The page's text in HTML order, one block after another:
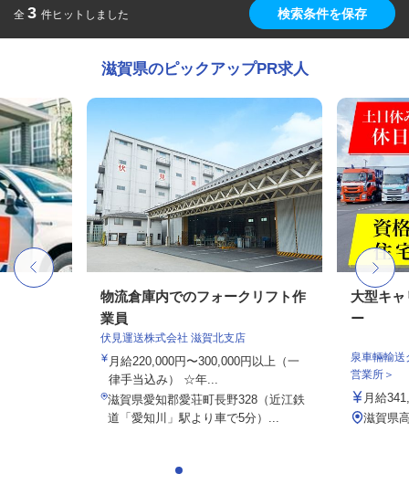
全 3 件ヒットしました 検索条件を保存
滋賀県のピックアップPR求人
物流倉庫内でのフォークリフト作
業員
伏見運送株式会社 滋賀北支店
月給220,000円〜300,000円以上（一
律手当込み） ☆年...
滋賀県愛知郡愛荘町長野328（近江鉄
道「愛知川」駅より車で5分）...
大型キ
ー
泉車輛輸
営業所＞
月給
滋賀県